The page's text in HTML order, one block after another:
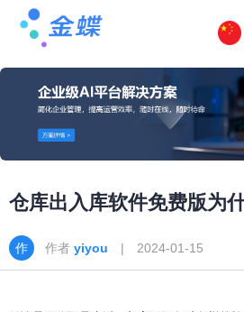
仓库出入库软件免费版为
作者 yiyou | 2024-01-15